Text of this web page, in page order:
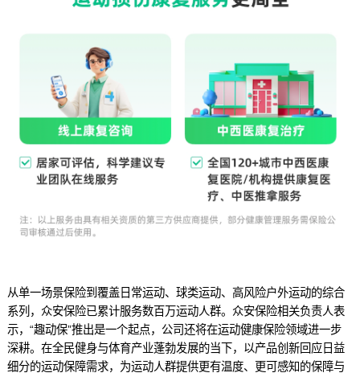
从单一场景保险到覆盖日常运动、球类运动、高风险户外运动的综合
系列，众安保险已累计服务数百万运动人群。众安保险相关负责人表
示，“趣动保”推出是一个起点，公司还将在运动健康保险领域进一步
深耕。在全民健身与体育产业蓬勃发展的当下，以产品创新回应日益
细分的运动保障需求，为运动人群提供更有温度、更可感知的保障与